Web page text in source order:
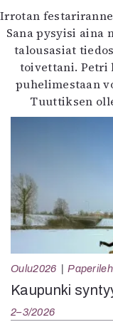
Irrotan
Sana pysyisi aina
talousasiat
toivettani. Petri
puhelimestaan
Tuuttiksen
Oulu2026
Kaupunki
2–3/2026